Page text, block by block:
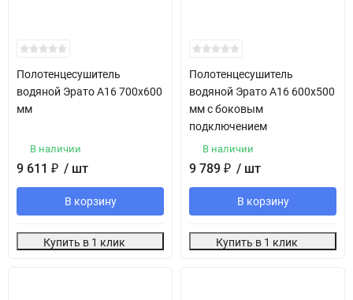
Полотенцесушитель
водяной Эрато А16 700х600
мм
В наличии
9 611 ₽ / шт
В корзину
Купить в 1 клик
Полотенцесушитель
водяной Эрато А16 600х500
мм с боковым
подключением
В наличии
9 789 ₽ / шт
В корзину
Купить в 1 клик